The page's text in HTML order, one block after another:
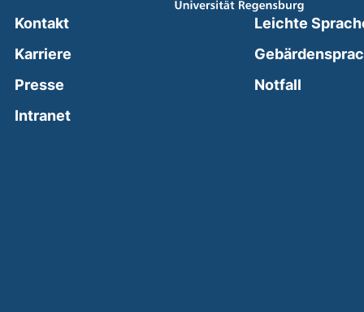
Kontakt
Karriere
Presse
Intranet(external link, opens in a new window)
Leichte
Notfall